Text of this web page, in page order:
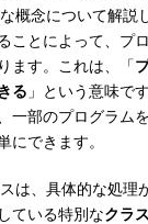
概念について解説
ことによって、プ
ます。これは、「
る 」という意味で
一部のプログラム
にできます。
は、具体的な処理
ている特別なクラス